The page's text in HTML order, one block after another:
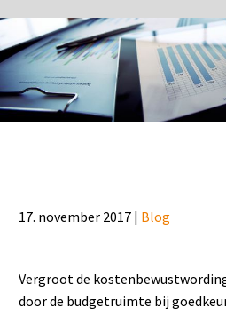
17. november 2017 | Blog
Vergroot de
door de budgetruimte bij